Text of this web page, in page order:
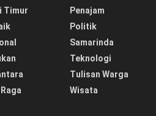
Timur
Penajam
Politik
Samarinda
Teknologi
Tulisan Warga
Wisata